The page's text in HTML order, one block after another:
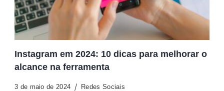
Instagram em 2024: 10 dicas para melhorar o
alcance na ferramenta
3 de maio de 2024 Redes Sociais